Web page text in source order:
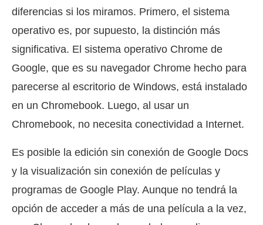
diferencias si los miramos. Primero, el sistema
operativo es, por supuesto, la distinción más
significativa. El sistema operativo Chrome de
Google, que es su navegador Chrome hecho para
parecerse al escritorio de Windows, está instalado
en un Chromebook. Luego, al usar un
Chromebook, no necesita conectividad a Internet.
Es posible la edición sin conexión de Google Docs
y la visualización sin conexión de películas y
programas de Google Play. Aunque no tendrá la
opción de acceder a más de una película a la vez,